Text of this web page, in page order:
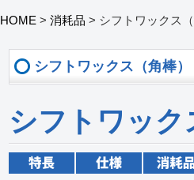
HOME > 消耗品 > シフトワックス（
シフトワックス（角棒）
シフトワック